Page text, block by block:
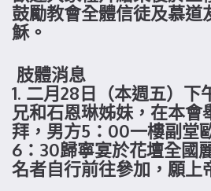
鼓勵教會全體信徒及慕道
穌。
肢體消息
1. 二月28日（本週五）下
兄和石恩琳姊妹，在本會
拜，男方5：00一樓副堂
6：30歸寧宴於花壇全國
名者自行前往參加，願上